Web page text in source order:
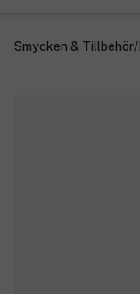
Smycken & Tillbehör/